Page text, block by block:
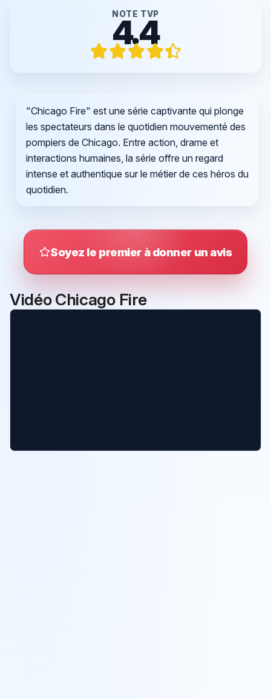
NOTE TVP
4.4
"Chicago Fire" est une série captivante qui plonge
les spectateurs dans le quotidien mouvementé des
pompiers de Chicago. Entre action, drame et
interactions humaines, la série offre un regard
intense et authentique sur le métier de ces héros du
quotidien.
Soyez le premier à donner un avis
Vidéo Chicago Fire